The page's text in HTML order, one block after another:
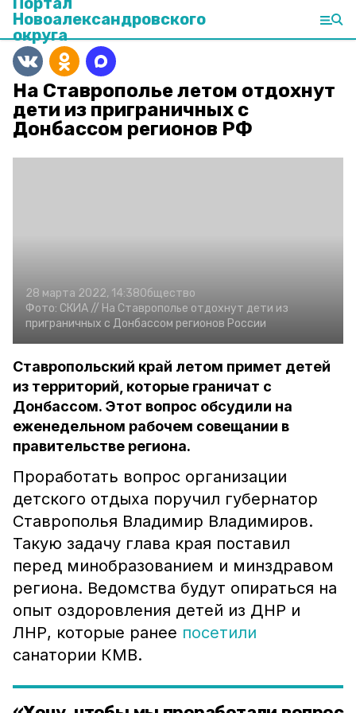
Новоалександровского
округа
На Ставрополье летом отдохнут
дети из приграничных с
Донбассом регионов РФ
28 марта 2022, 14:38Общество
Фото: СКИА // На Ставрополье отдохнут дети из
приграничных с Донбассом регионов России
Ставропольский край летом примет детей
из территорий, которые граничат с
Донбассом. Этот вопрос обсудили на
еженедельном рабочем совещании в
правительстве региона.
Проработать вопрос организации
детского отдыха поручил губернатор
Ставрополья Владимир Владимиров.
Такую задачу глава края поставил
перед минобразованием и минздравом
региона. Ведомства будут опираться на
опыт оздоровления детей из ДНР и
ЛНР, которые ранее посетили
санатории КМВ.